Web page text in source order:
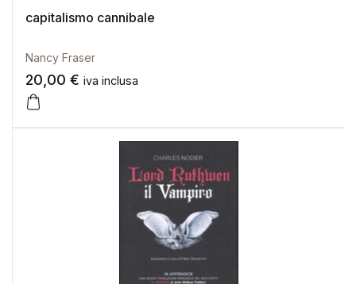
capitalismo cannibale
Nancy Fraser
20,00 € iva inclusa